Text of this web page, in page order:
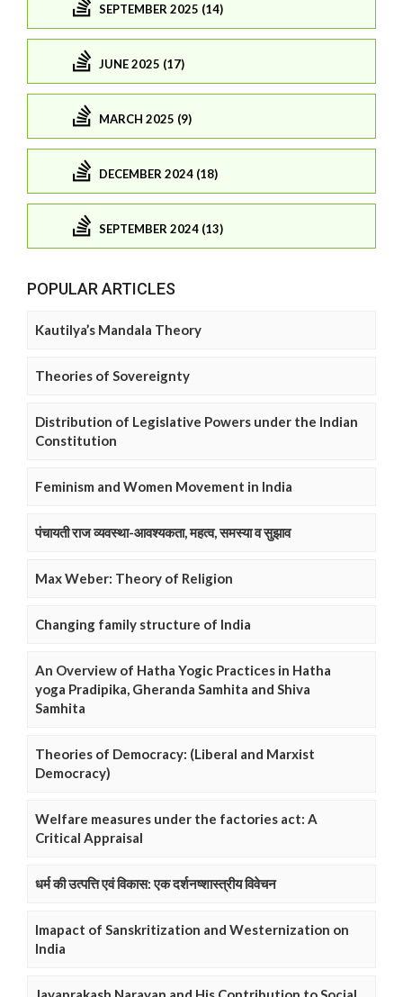
SEPTEMBER 2025 (14)
JUNE 2025 (17)
MARCH 2025 (9)
DECEMBER 2024 (18)
SEPTEMBER 2024 (13)
POPULAR ARTICLES
Kautilya’s Mandala Theory
Theories of Sovereignty
Distribution of Legislative Powers under the Indian
Constitution
Feminism and Women Movement in India
पंचायती राज व्यवस्था-आवश्यकता, महत्व, समस्या व सुझाव
Max Weber: Theory of Religion
Changing family structure of India
An Overview of Hatha Yogic Practices in Hatha
yoga Pradipika, Gheranda Samhita and Shiva
Samhita
Theories of Democracy: (Liberal and Marxist
Democracy)
Welfare measures under the factories act: A
Critical Appraisal
धर्म की उत्पत्ति एवं विकास: एक दर्शनष्शास्त्रीय विवेचन
Imapact of Sanskritization and Westernization on
India